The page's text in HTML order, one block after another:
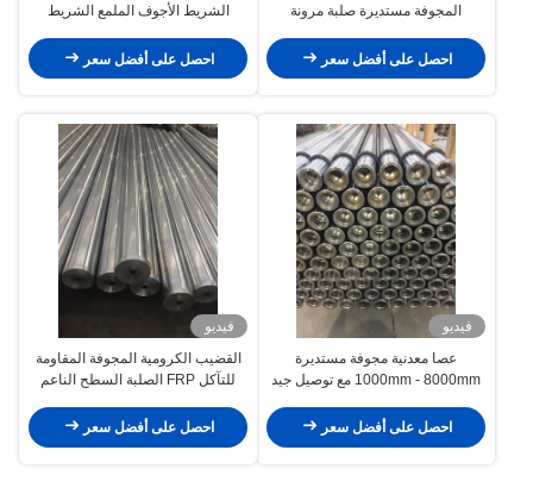
المجوفة مستديرة صلبة مرونة
احصل على أفضل سعر
الشريط الأجوف الملمع الشريط
احصل على أفضل سعر
فيديو
عصا معدنية مجوفة مستديرة
1000mm - 8000mm مع توصيل جيد
احصل على أفضل سعر
فيديو
القضيب الكرومية المجوفة المقاومة
للتآكل FRP الصلبة السطح الناعم
احصل على أفضل سعر